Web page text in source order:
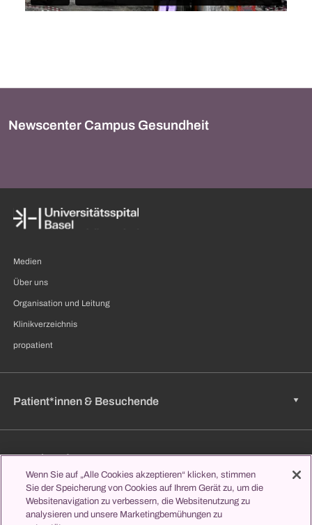
Newscenter Campus Gesundheit
Medien
Über uns
Organisation und Leitung
Klinikverzeichnis
propatient
Patient*innen & Besuchende
Zuweisende
Jobs & Karriere
Wenn Sie auf „Alle Cookies akzeptieren“ klicken, stimmen
Sie der Speicherung von Cookies auf Ihrem Gerät zu, um die
Websitenavigation zu verbessern, die Websitenutzung zu
analysieren und unsere Marketingbemühungen zu